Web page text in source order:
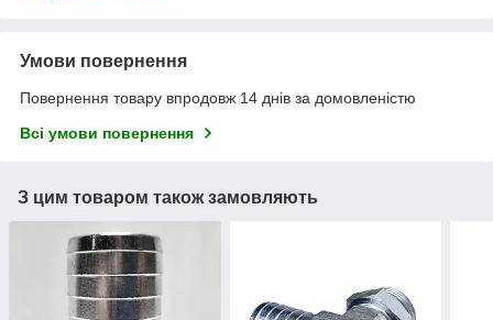
Умови повернення
Повернення товару впродовж 14 днів за домовленістю
Всі умови повернення
З цим товаром також замовляють